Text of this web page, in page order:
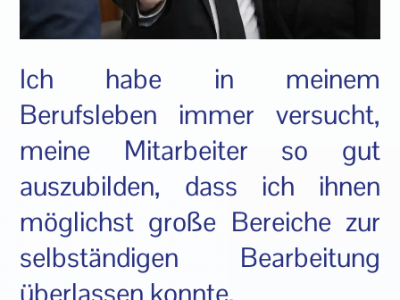
Ich habe in meinem
Berufsleben immer versucht,
meine Mitarbeiter so gut
auszubilden, dass ich ihnen
möglichst große Bereiche zur
selbständigen Bearbeitung